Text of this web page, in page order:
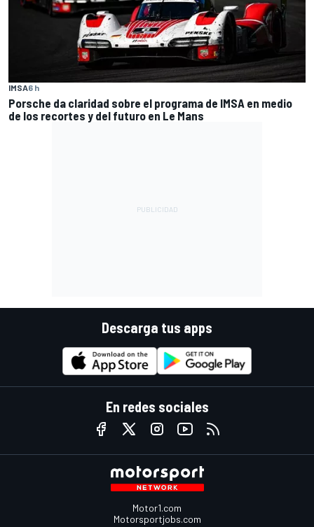
IMSA6 h
Porsche da claridad sobre el programa de IMSA en medio
de los recortes y del futuro en Le Mans
Descarga tus apps
En redes sociales
Motor1.com
Motorsportjobs.com